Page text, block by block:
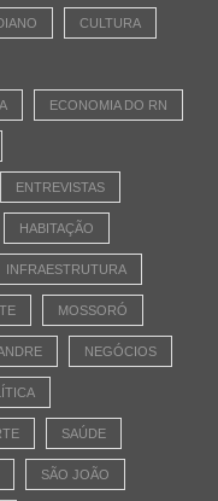
CULTURA
ECONOMIA DO RN
ENTREVISTAS
HABITAÇÃO
INFRAESTRUTURA
MOSSORÓ
NEGÓCIOS
SAÚDE
SÃO JOÃO